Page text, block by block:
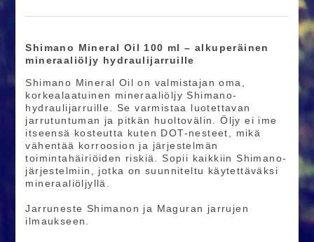
Shimano Mineral Oil 100 ml – alkuperäinen
mineraaliöljy hydraulijarruille
Shimano Mineral Oil on valmistajan oma,
korkealaatuinen mineraaliöljy Shimano-
hydraulijarruille. Se varmistaa luotettavan
jarrutuntuman ja pitkän huoltovälin. Öljy ei ime
itseensä kosteutta kuten DOT-nesteet, mikä
vähentää korroosion ja järjestelmän
toimintahäiriöiden riskiä. Sopii kaikkiin Shimano-
järjestelmiin, jotka on suunniteltu käytettäväksi
mineraaliöljyllä.
Jarruneste Shimanon ja Maguran jarrujen
ilmaukseen.